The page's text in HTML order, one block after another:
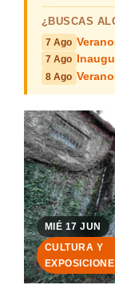
¿BUSCAS
7 Ago
7 Ago
8 Ago
MIÉ 17 JUN
CULTURA Y